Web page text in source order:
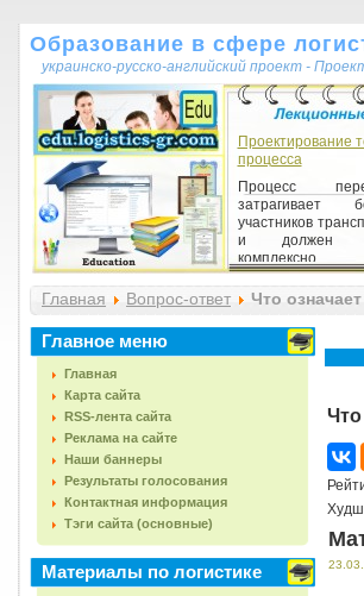
Образование в сфере
украинско-русско-английский проект -
Проектирование
процесса
Процесс
затрагивает
участников
и должен
комплексно...
Главная Вопрос-ответ Что
Главное меню
Главная
Карта сайта
RSS-лента сайта
Реклама на сайте
Наши баннеры
Результаты голосования
Контактная информация
Тэги сайта (основные)
Материалы по логистике